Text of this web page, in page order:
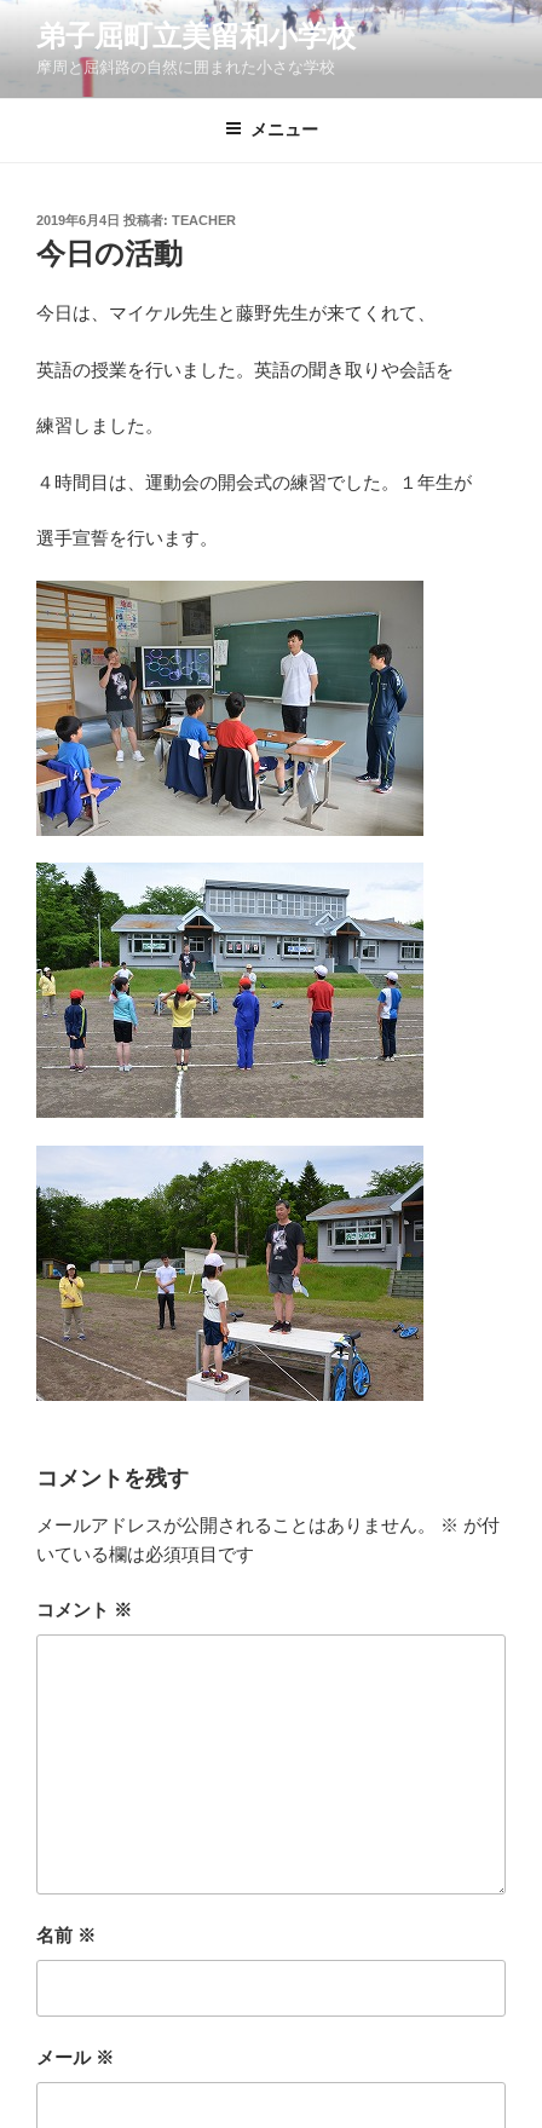
ン
弟子屈町立美留和小学校
摩周と屈斜路の自然に囲まれた小さな学校
メニュー
投
稿
日:
2019年6月4日 投稿者: TEACHER
今日の活動
今日は、マイケル先生と藤野先生が来てくれて、
英語の授業を行いました。英語の聞き取りや会話を
練習しました。
４時間目は、運動会の開会式の練習でした。１年生が
選手宣誓を行います。
コメントを残す
メールアドレスが公開されることはありません。 ※ が付
いている欄は必須項目です
コメント ※
名前 ※
メール ※